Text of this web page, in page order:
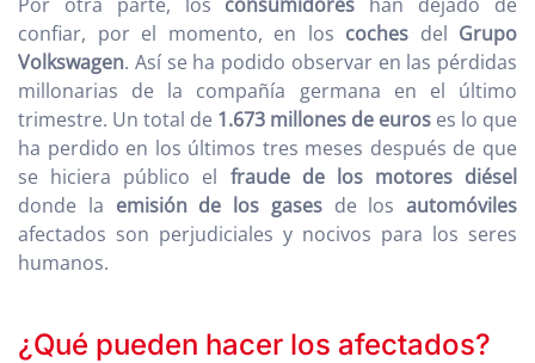
confiar, por el momento, en los coches del Grupo
Volkswagen. Así se ha podido observar en las pérdidas
millonarias de la compañía germana en el último
trimestre. Un total de 1.673 millones de euros es lo que
ha perdido en los últimos tres meses después de que
se hiciera público el fraude de los motores diésel
donde la emisión de los gasesde los automóviles
afectados son perjudiciales y nocivos para los seres
humanos.
¿Qué pueden hacer los afectados?